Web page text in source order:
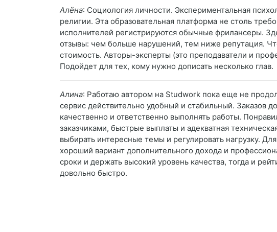
Алёна: Социология личности. Экспериментальная
религии. Эта образовательная платформа не столь
исполнителей регистрируются обычные фрилансеры.
отзывы: чем больше нарушений, тем ниже репутация.
стоимость. Авторы-эксперты (это преподаватели и
Подойдет для тех, кому нужно дописать несколько глав.
Алина: Работаю автором на Studwork пока еще не
сервис действительно удобный и стабильный. Заказов
качественно и ответственно выполнять работы.
заказчиками, быстрые выплаты и адекватная
выбирать интересные темы и регулировать нагрузку.
хороший вариант дополнительного дохода и
сроки и держать высокий уровень качества, тогда и
довольно быстро.